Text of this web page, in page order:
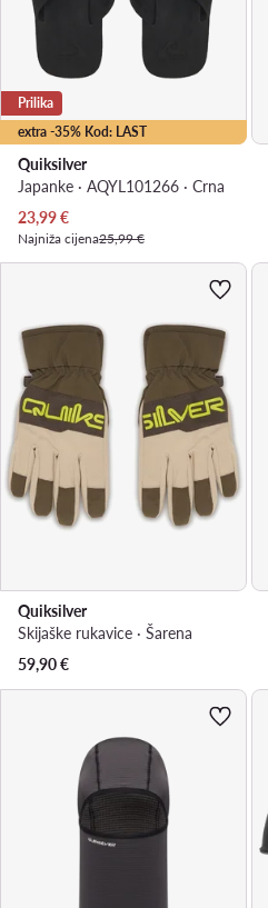
extra -35% Kod: LAST
Prilika
Quiksilver
Japanke · AQYL101266 · Crna
Trenutna cijena
23,99€
Najniža cijena25,99 €
Quiksilver
Skijaške rukavice · Šarena
59,90€